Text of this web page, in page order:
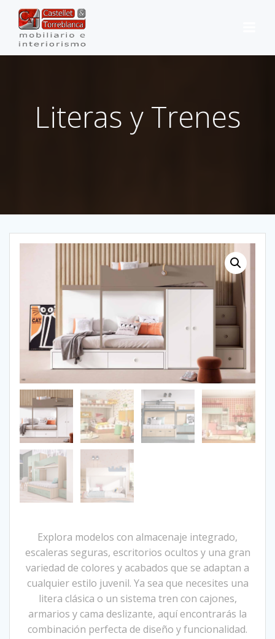
Literas y Trenes
Explora modelos con almacenaje integrado,
escaleras seguras, escritorios ocultos y una gran
variedad de colores y acabados que se adaptan a
cualquier estilo juvenil. Ya sea que necesites una
litera clásica o un sistema tren con cajones,
armarios y cama deslizante, aquí encontrarás la
combinación perfecta de diseño y funcionalidad.